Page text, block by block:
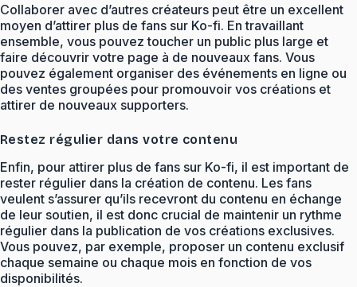
Collaborer avec d’autres créateurs peut être un excellent
moyen d’attirer plus de fans sur Ko-fi. En travaillant
ensemble, vous pouvez toucher un public plus large et
faire découvrir votre page à de nouveaux fans. Vous
pouvez également organiser des événements en ligne ou
des ventes groupées pour promouvoir vos créations et
attirer de nouveaux supporters.
Restez régulier dans votre contenu
Enfin, pour attirer plus de fans sur Ko-fi, il est important de
rester régulier dans la création de contenu. Les fans
veulent s’assurer qu’ils recevront du contenu en échange
de leur soutien, il est donc crucial de maintenir un rythme
régulier dans la publication de vos créations exclusives.
Vous pouvez, par exemple, proposer un contenu exclusif
chaque semaine ou chaque mois en fonction de vos
disponibilités.